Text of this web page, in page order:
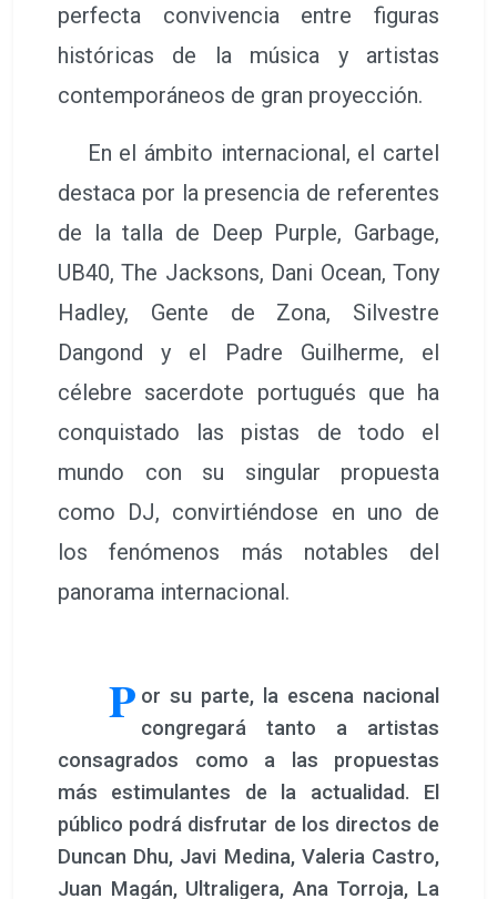
perfecta convivencia entre figuras
históricas de la música y artistas
contemporáneos de gran proyección.
En el ámbito internacional, el cartel
destaca por la presencia de referentes
de la talla de Deep Purple, Garbage,
UB40, The Jacksons, Dani Ocean, Tony
Hadley, Gente de Zona, Silvestre
Dangond y el Padre Guilherme, el
célebre sacerdote portugués que ha
conquistado las pistas de todo el
mundo con su singular propuesta
como DJ, convirtiéndose en uno de
los fenómenos más notables del
panorama internacional.
P or su parte, la escena nacional
congregará tanto a artistas
consagrados como a las propuestas
más estimulantes de la actualidad. El
público podrá disfrutar de los directos de
Duncan Dhu, Javi Medina, Valeria Castro,
Juan Magán, Ultraligera, Ana Torroja, La